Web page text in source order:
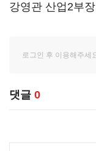
강영관 산업2부
댓글 0